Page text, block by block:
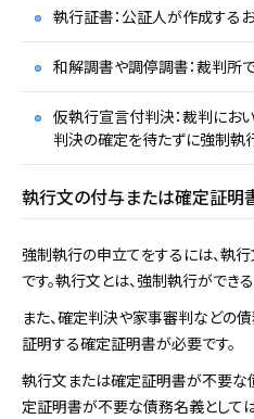
執行証書：公証人が作成する
和解調書や調停調書：裁判所
仮執行宣言付判決：裁判にお
判決の確定を待たずに強制執
執行文の付与または確定証明
強制執行の申立てをするには、執
です。執行文とは、強制執行ができ
また、確定判決や家事審判などの
証明する確定証明書が必要です。
執行文または確定証明書が不要な
定証明書が不要な債務名義として